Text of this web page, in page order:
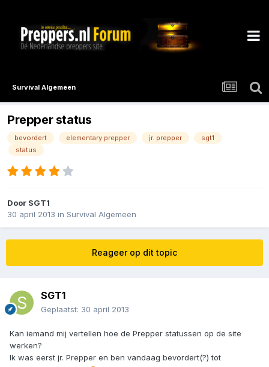
Survival Algemeen
Prepper status
bevordert elementary prepper jr. prepper
sgt1
status
Door SGT1
30 april 2013 in Survival Algemeen
Reageer op dit topic
SGT1
Geplaatst: 30 april 2013
Kan iemand mij vertellen hoe de Prepper statussen op de site
werken?
Ik was eerst jr. Prepper en ben vandaag bevordert(?) tot